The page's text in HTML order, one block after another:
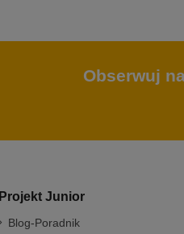
Obserwuj
Projekt Junior
Blog-Poradnik